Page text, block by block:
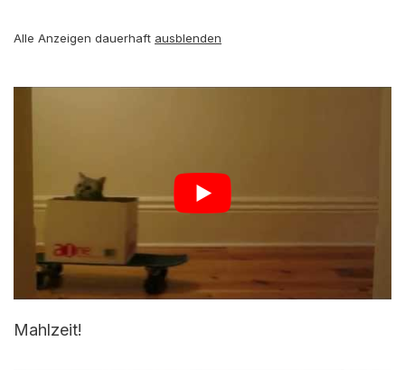
Alle Anzeigen dauerhaft ausblenden
Mahlzeit!